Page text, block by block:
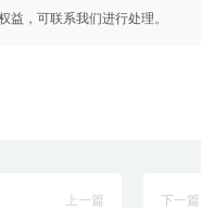
益，可联系我们进行处理。
上一篇 下一篇